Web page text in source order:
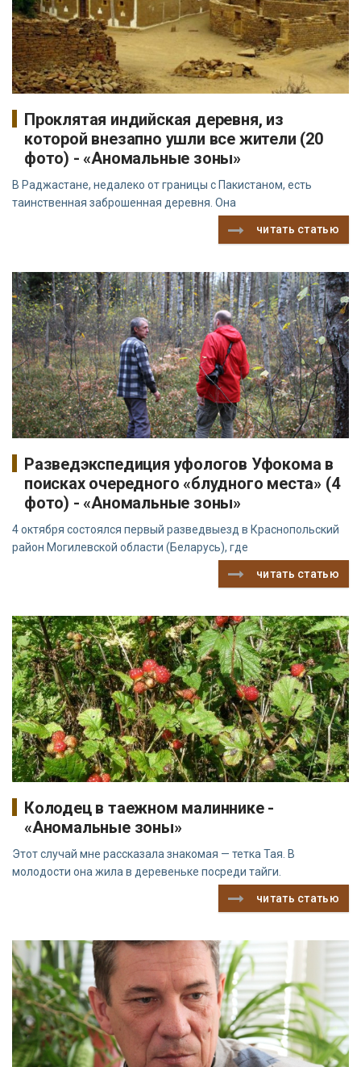
Проклятая индийская деревня, из
которой внезапно ушли все жители (20
фото) - «Аномальные зоны»
В Раджастане, недалеко от границы с Пакистаном, есть
таинственная заброшенная деревня. Она
читать статью
Разведэкспедиция уфологов Уфокома в
поисках очередного «блудного места» (4
фото) - «Аномальные зоны»
4 октября состоялся первый разведвыезд в Краснопольский
район Могилевской области (Беларусь), где
читать статью
Колодец в таежном малиннике -
«Аномальные зоны»
Этот случай мне рассказала знакомая — тетка Тая. В
молодости она жила в деревеньке посреди тайги.
читать статью